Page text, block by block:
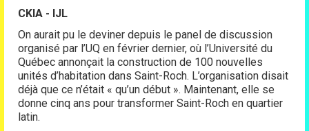
CKIA - IJL
On aurait pu le deviner depuis le panel de discussion
organisé par l’UQ en février dernier, où l’Université du
Québec annonçait la construction de 100 nouvelles
unités d’habitation dans Saint-Roch. L’organisation disait
déjà que ce n’était « qu’un début ». Maintenant, elle se
donne cinq ans pour transformer Saint-Roch en quartier
latin.